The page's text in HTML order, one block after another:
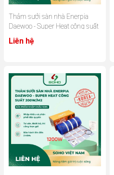
Thảm sưởi sàn nhà Enerpia
Daewoo - Super Heat công suất
200W/m2
Liên hệ